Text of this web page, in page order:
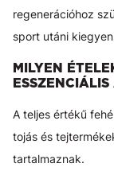
regenerációhoz
sport utáni
MILYEN
A teljes értékű
tojás és
tartalmaznak.